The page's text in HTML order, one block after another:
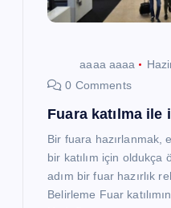
aaaa aaaa
0 Comments
Fuara katılma ile
Bir fuara hazırlanmak,
bir katılım için oldukça
adım bir fuar hazırlık
Belirleme Fuar